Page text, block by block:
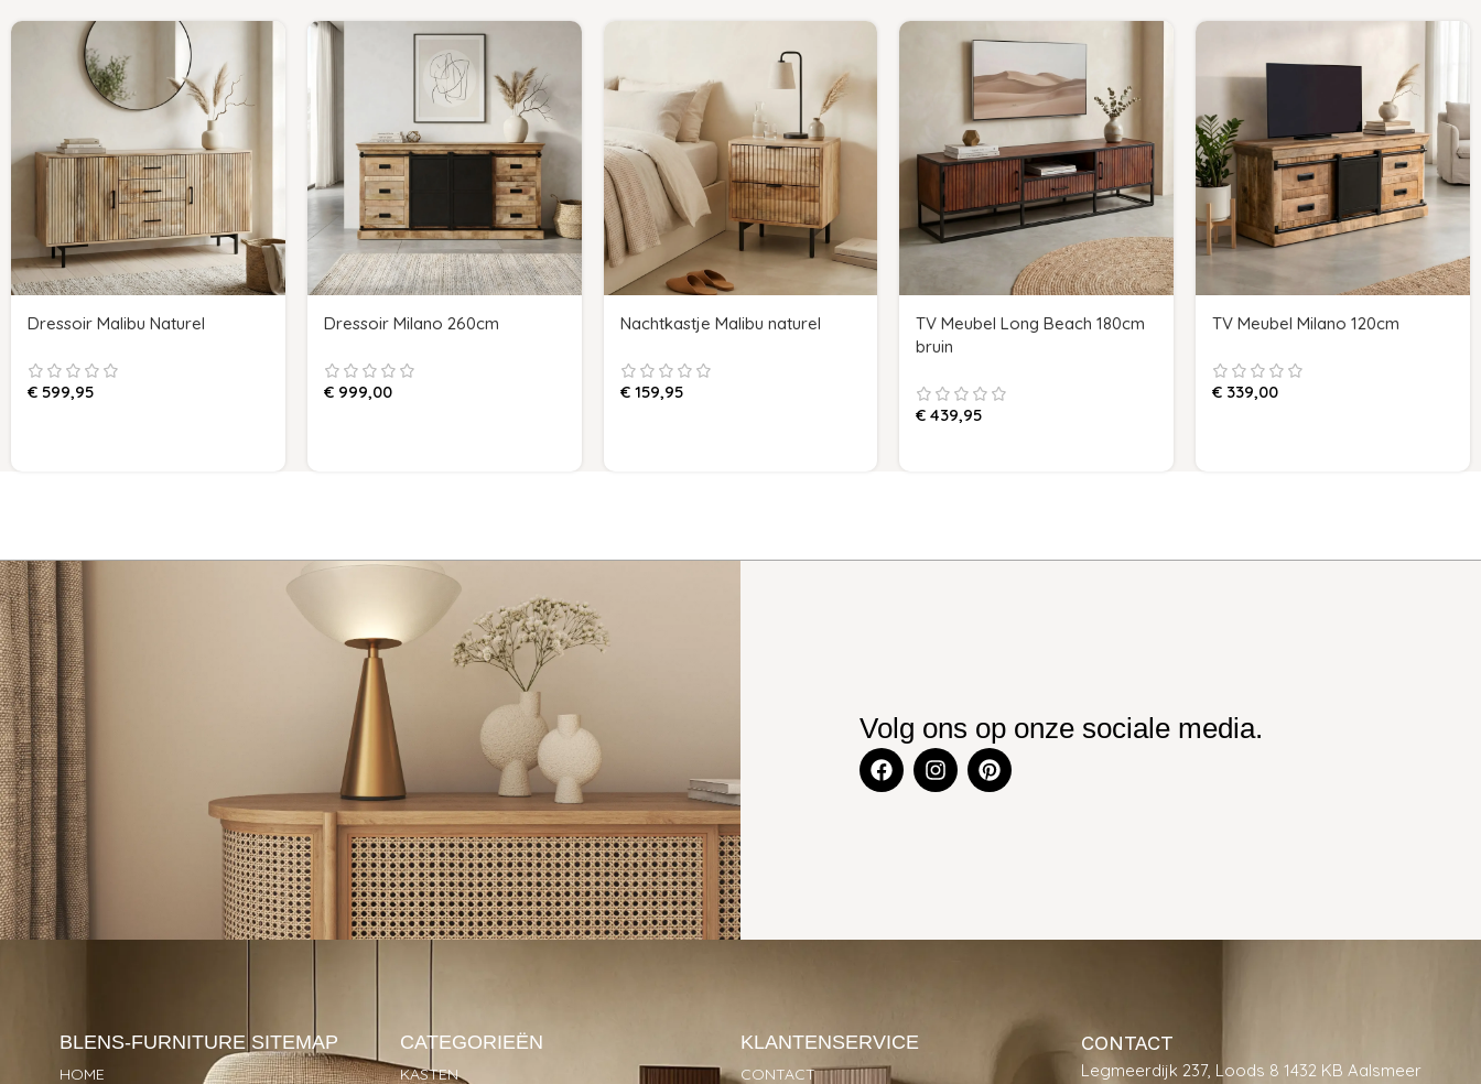
Dressoir Malibu Naturel
€ 599,95
Dressoir Milano 260cm
€999,00
Nachtkastje Malibu naturel
€159,95
TV Meubel Long Beach 180cm
bruin
€ 439,95
TV Meubel Milano 120cm
€ 339,00
Volg ons op onze sociale media.
BLENS-FURNITURE SITEMAP
HOME
CATEGORIEËN
KASTEN
KLANTENSERVICE
CONTACT
CONTACT
Legmeerdijk 237, Loods 8 1432 KB Aalsmeer